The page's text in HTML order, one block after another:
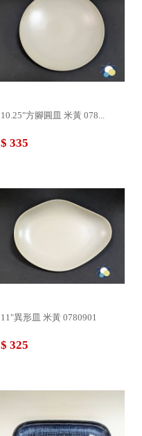
10.25"方腳圓皿 米黃 078...
$ 335
11"異形皿 米黃 0780901
$ 325